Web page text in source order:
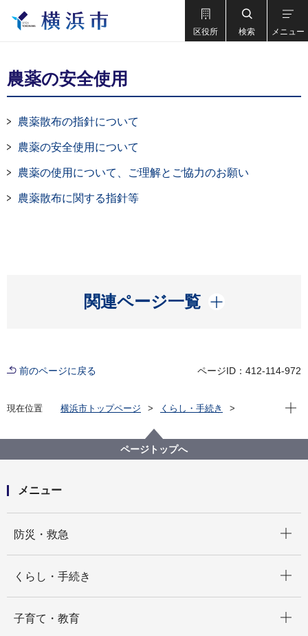
区役所 検索 メニュー
農薬の安全使用
農薬散布の指針について
農薬の安全使用について
農薬の使用について、ご理解とご協力のお願い
農薬散布に関する指針等
関連ページ一覧
開く
前のページに戻る ページID：412-114-972
現在位置 横浜市トップページ
くらし・手続き
農業者等へのご案内「支援・お知らせ」
農薬の安全使用
現在
ページトップへ
メニュー
防災・救急
くらし・手続き
子育て・教育